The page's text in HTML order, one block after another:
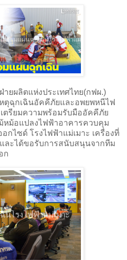
ายผลิตแห่งประเทศไทย(กฟผ.)
ตุฉุกเฉินอัคคีภัยและอพยพหนีไฟ
ตรียมความพร้อมรับมืออัคคีภัย
หม้อแปลงไฟฟ้าอาคารควบคุม
กไซด์ โรงไฟฟ้าแม่เมาะ เครื่องที่
ละได้ขอรับการสนับสนุนจากทีม
ก